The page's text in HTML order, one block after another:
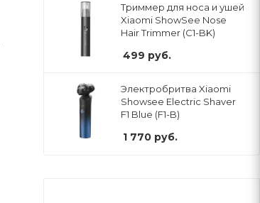
Триммер для носа и ушей
Xiaomi ShowSee Nose
Hair Trimmer (C1-BK)
499 руб.
Электробритва Xiaomi
Showsee Electric Shaver
F1 Blue (F1-B)
1 770 руб.